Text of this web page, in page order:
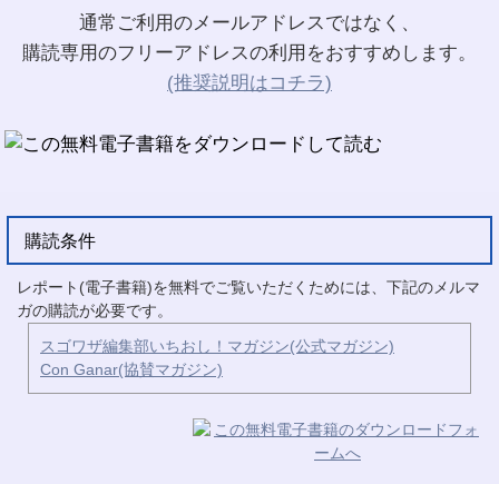
通常ご利用のメールアドレスではなく、
購読専用のフリーアドレスの利用をおすすめします。
(推奨説明はコチラ)
購読条件
レポート(電子書籍)を無料でご覧いただくためには、下記のメルマ
ガの購読が必要です。
スゴワザ編集部いちおし！マガジン(公式マガジン)
Con Ganar(協賛マガジン)